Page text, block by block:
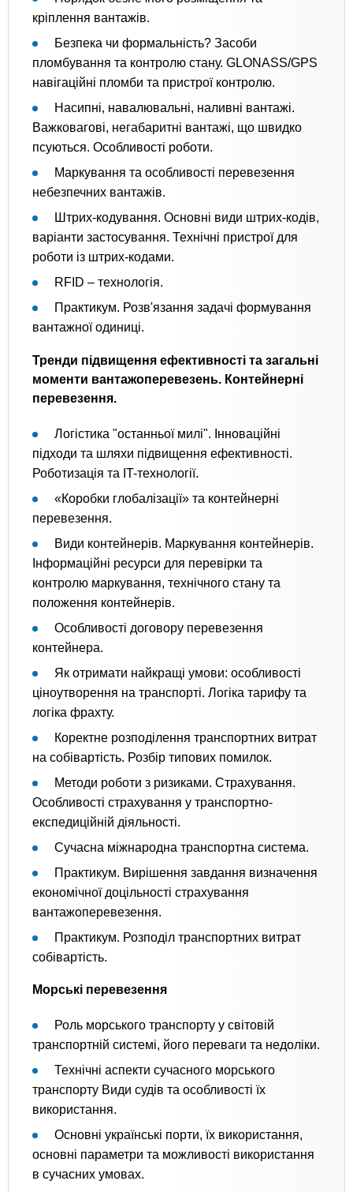
кріплення вантажів.
Безпека чи формальність? Засоби
пломбування та контролю стану. GLONASS/GPS
навігаційні пломби та пристрої контролю.
Насипні, навалювальні, наливні вантажі.
Важковагові, негабаритні вантажі, що швидко
псуються. Особливості роботи.
Маркування та особливості перевезення
небезпечних вантажів.
Штрих-кодування. Основні види штрих-кодів,
варіанти застосування. Технічні пристрої для
роботи із штрих-кодами.
RFID – технологія.
Практикум. Розв'язання задачі формування
вантажної одиниці.
Тренди підвищення ефективності та загальні
моменти вантажоперевезень. Контейнерні
перевезення.
Логістика "останньої милі". Інноваційні
підходи та шляхи підвищення ефективності.
Роботизація та IT-технології.
«Коробки глобалізації» та контейнерні
перевезення.
Види контейнерів. Маркування контейнерів.
Інформаційні ресурси для перевірки та
контролю маркування, технічного стану та
положення контейнерів.
Особливості договору перевезення
контейнера.
Як отримати найкращі умови: особливості
ціноутворення на транспорті. Логіка тарифу та
логіка фрахту.
Коректне розподілення транспортних витрат
на собівартість. Розбір типових помилок.
Методи роботи з ризиками. Страхування.
Особливості страхування у транспортно-
експедиційній діяльності.
Сучасна міжнародна транспортна система.
Практикум. Вирішення завдання визначення
економічної доцільності страхування
вантажоперевезення.
Практикум. Розподіл транспортних витрат
собівартість.
Морські перевезення
Роль морського транспорту у світовій
транспортній системі, його переваги та недоліки.
Технічні аспекти сучасного морського
транспорту Види судів та особливості їх
використання.
Основні українські порти, їх використання,
основні параметри та можливості використання
в сучасних умовах.